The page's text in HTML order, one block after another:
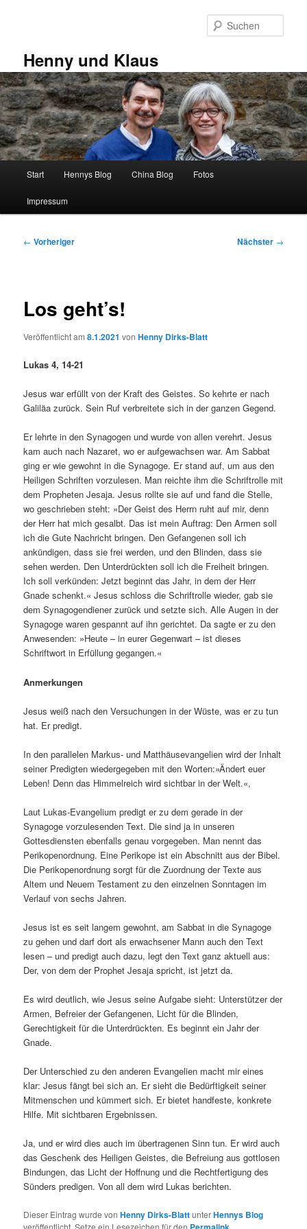
Henny und Klaus
Start Hennys Blog China Blog Fotos
Impressum
Beitragsnavigation
← Vorheriger Nächster →
Los geht’s!
Veröffentlicht am8.1.2021 vonHenny Dirks-Blatt
Lukas 4, 14-21
Jesus war erfüllt von der Kraft des Geistes. So kehrte er nach
Galiläa zurück. Sein Ruf verbreitete sich in der ganzen Gegend.
Er lehrte in den Synagogen und wurde von allen verehrt. Jesus
kam auch nach Nazaret, wo er aufgewachsen war. Am Sabbat
ging er wie gewohnt in die Synagoge. Er stand auf, um aus den
Heiligen Schriften vorzulesen. Man reichte ihm die Schriftrolle mit
dem Propheten Jesaja. Jesus rollte sie auf und fand die Stelle,
wo geschrieben steht: »Der Geist des Herrn ruht auf mir, denn
der Herr hat mich gesalbt. Das ist mein Auftrag: Den Armen soll
ich die Gute Nachricht bringen. Den Gefangenen soll ich
ankündigen, dass sie frei werden, und den Blinden, dass sie
sehen werden. Den Unterdrückten soll ich die Freiheit bringen.
Ich soll verkünden: Jetzt beginnt das Jahr, in dem der Herr
Gnade schenkt.« Jesus schloss die Schriftrolle wieder, gab sie
dem Synagogendiener zurück und setzte sich. Alle Augen in der
Synagoge waren gespannt auf ihn gerichtet. Da sagte er zu den
Anwesenden: »Heute – in eurer Gegenwart – ist dieses
Schriftwort in Erfüllung gegangen.«
Anmerkungen
Jesus weiß nach den Versuchungen in der Wüste, was er zu tun
hat. Er predigt.
In den parallelen Markus- und Matthäusevangelien wird der Inhalt
seiner Predigten wiedergegeben mit den Worten:»Ändert euer
Leben! Denn das Himmelreich wird sichtbar in der Welt.«,
Laut Lukas-Evangelium predigt er zu dem gerade in der
Synagoge vorzulesenden Text. Die sind ja in unseren
Gottesdiensten ebenfalls genau vorgegeben. Man nennt das
Perikopenordnung. Eine Perikope ist ein Abschnitt aus der Bibel.
Die Perikopenordnung sorgt für die Zuordnung der Texte aus
Altem und Neuem Testament zu den einzelnen Sonntagen im
Verlauf von sechs Jahren.
Jesus ist es seit langem gewohnt, am Sabbat in die Synagoge
zu gehen und darf dort als erwachsener Mann auch den Text
lesen – und predigt auch dazu, legt den Text ganz aktuell aus:
Der, von dem der Prophet Jesaja spricht, ist jetzt da.
Es wird deutlich, wie Jesus seine Aufgabe sieht: Unterstützer der
Armen, Befreier der Gefangenen, Licht für die Blinden,
Gerechtigkeit für die Unterdrückten. Es beginnt ein Jahr der
Gnade.
Der Unterschied zu den anderen Evangelien macht mir eines
klar: Jesus fängt bei sich an. Er sieht die Bedürftigkeit seiner
Mitmenschen und kümmert sich. Er bietet handfeste, konkrete
Hilfe. Mit sichtbaren Ergebnissen.
Ja, und er wird dies auch im übertragenen Sinn tun. Er wird auch
das Geschenk des Heiligen Geistes, die Befreiung aus gottlosen
Bindungen, das Licht der Hoffnung und die Rechtfertigung des
Sünders predigen. Von all dem wird Lukas berichten.
Dieser Eintrag wurde vonHenny Dirks-BlattunterHennys Blog
veröffentlicht. Setze ein Lesezeichen für den